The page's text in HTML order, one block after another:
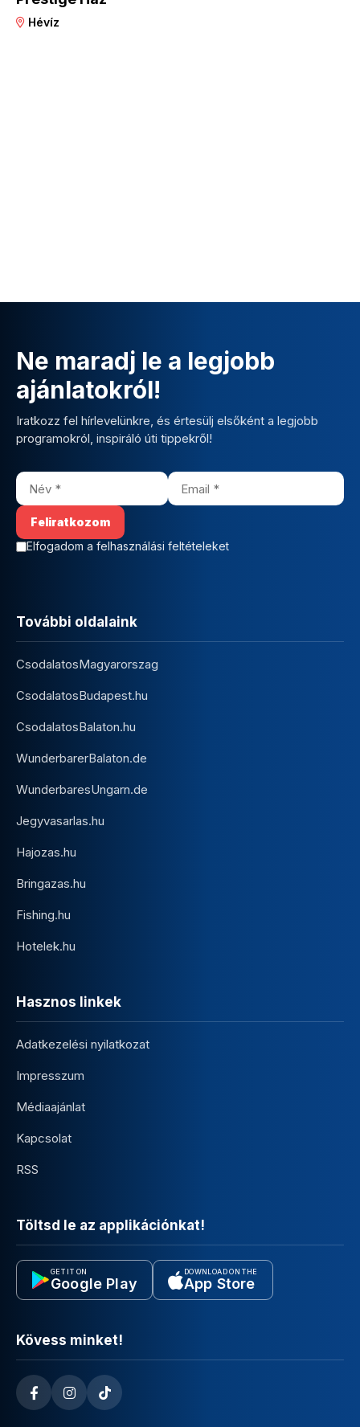
Hévíz
Ne maradj le a legjobb
ajánlatokról!
Iratkozz fel hírlevelünkre, és értesülj elsőként a legjobb
programokról, inspiráló úti tippekről!
Elfogadom a felhasználási feltételeket
További oldalaink
CsodalatosMagyarorszag
CsodalatosBudapest.hu
CsodalatosBalaton.hu
WunderbarerBalaton.de
WunderbaresUngarn.de
Jegyvasarlas.hu
Hajozas.hu
Bringazas.hu
Fishing.hu
Hotelek.hu
Hasznos linkek
Adatkezelési nyilatkozat
Impresszum
Médiaajánlat
Kapcsolat
RSS
Töltsd le az applikációnkat!
GET IT ON
Google Play
DOWNLOAD ON THE
App Store
Kövess minket!